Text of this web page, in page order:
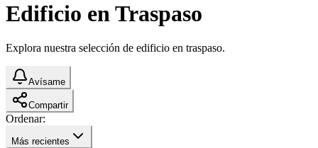
Edificio en Traspaso
Explora nuestra selección de edificio en traspaso.
Avísame
Compartir
Ordenar:
Más recientes